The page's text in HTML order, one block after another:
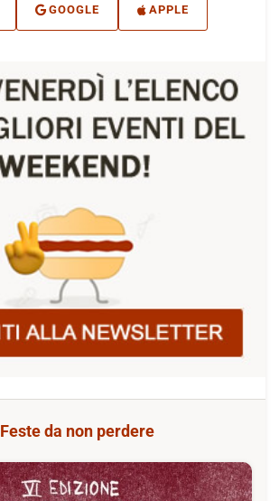
GOOGLE APPLE
Feste da non perdere